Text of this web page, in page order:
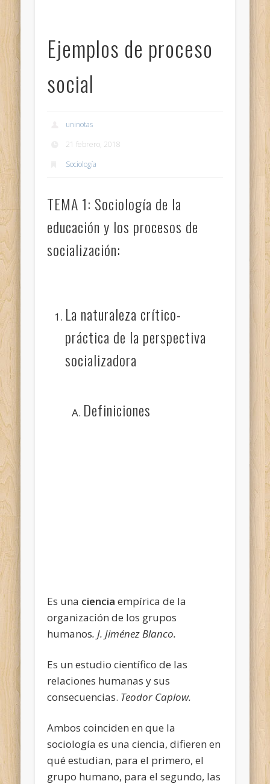
Ejemplos de proceso
social
uninotas
21 febrero, 2018
Sociología
TEMA 1: Sociología de la
educación y los procesos de
socialización:
La naturaleza crítico-
práctica de la perspectiva
socializadora
Definiciones
Es una ciencia empírica de la
organización de los grupos
humanos. J. Jiménez Blanco.
Es un estudio científico de las
relaciones humanas y sus
consecuencias. Teodor Caplow.
Ambos coinciden en que la
sociología es una ciencia, difieren en
qué estudian, para el primero, el
grupo humano, para el segundo, las